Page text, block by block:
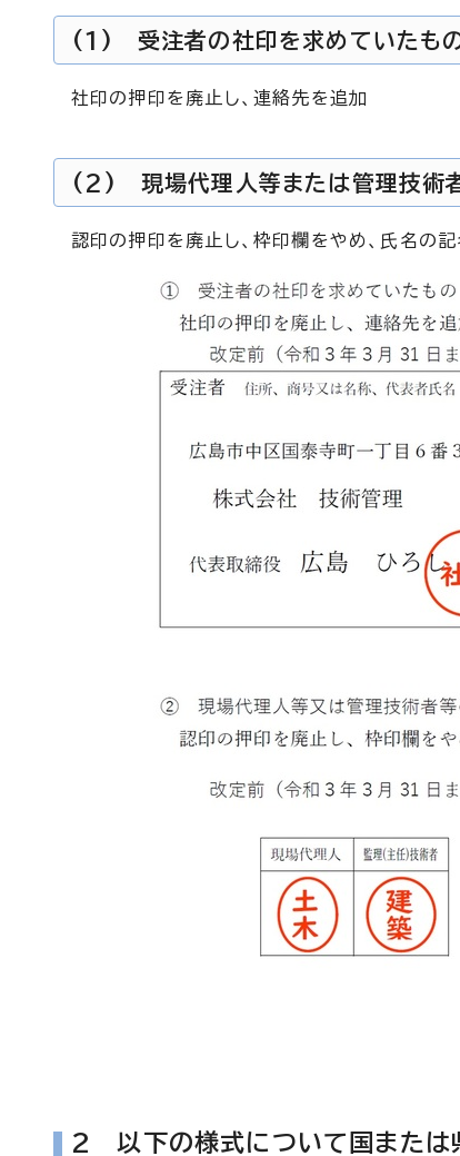
(1) 受注者の社印を求めていたも
社印の押印を廃止し、連絡先を追加
(2) 現場代理人等または管理技術
認印の押印を廃止し、枠印欄をやめ、氏名の記
2 以下の様式について国または